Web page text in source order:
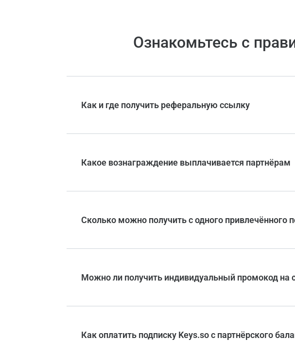
Ознакомьтесь с
Как и где получить реферальную ссылку
Какое вознаграждение выплачивается партнёрам
Сколько можно получить с одного привлечённого
Можно ли получить индивидуальный промокод на
Как оплатить подписку Keys.so с партнёрского